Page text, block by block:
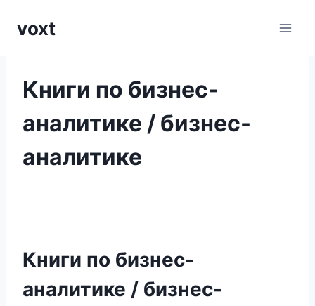
voxt
Книги по бизнес-
аналитике / бизнес-
аналитике
Книги по бизнес-
аналитике / бизнес-